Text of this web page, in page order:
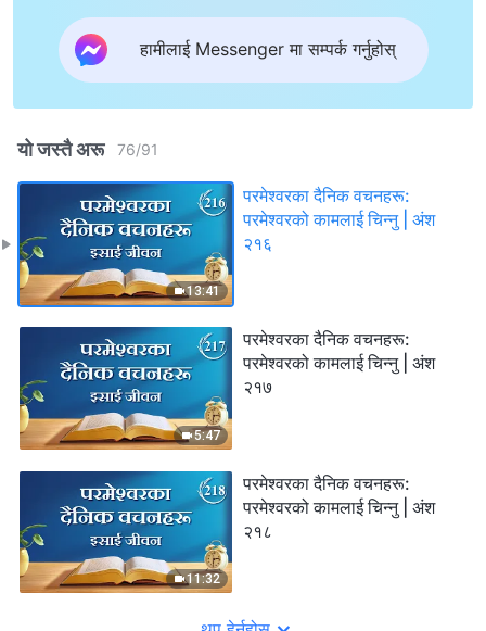
हामीलाई Messenger मा सम्पर्क गर्नुहोस्
यो जस्तै अरू 76/91
13:41
परमेश्‍वरका दैनिक वचनहरू:
परमेश्‍वरको कामलाई चिन्‍नु | अंश
२१६
5:47
परमेश्‍वरका दैनिक वचनहरू:
परमेश्‍वरको कामलाई चिन्‍नु | अंश
२१७
11:32
परमेश्‍वरका दैनिक वचनहरू:
परमेश्‍वरको कामलाई चिन्‍नु | अंश
२१८